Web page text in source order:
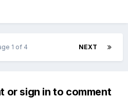
NEXT
1 of 4
or sign in to comment